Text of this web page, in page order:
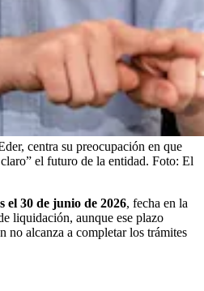
centra su preocupación en que
el futuro de la entidad. Foto: El
el 30 de junio de 2026, fecha en la
liquidación, aunque ese plazo
no alcanza a completar los trámites